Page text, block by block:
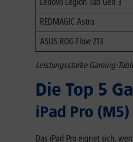
REDMAGIC Astra
ASUS ROG Flow Z13
Leistungsstarke Gaming-
Die Top 5
iPad Pro (M5)
Das iPad Pro eignet sich,